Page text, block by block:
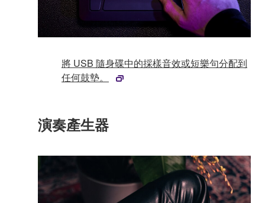
將 USB 隨身碟中的採樣音效或短樂句分配到
任何鼓墊。
演奏產生器